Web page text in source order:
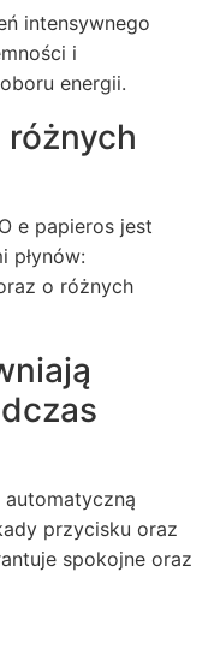
intensywnego
i
energii.
e papieros jest
płynów:
o różnych
przycisku oraz
spokojne oraz